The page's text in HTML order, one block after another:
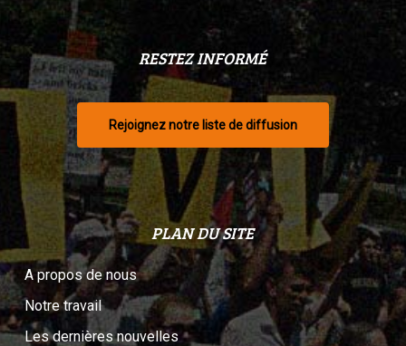
RESTEZ INFORMÉ
Rejoignez notre liste de diffusion
PLAN DU SITE
A propos de nous
Notre travail
Les dernières nouvelles